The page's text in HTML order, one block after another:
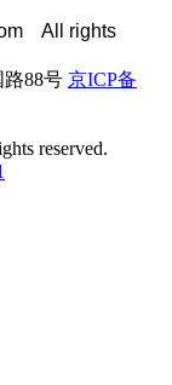
All rights
88号 京ICP备
reserved.